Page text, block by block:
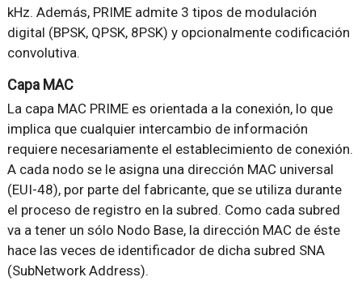
kHz. Además, PRIME admite 3 tipos de modulación
digital (BPSK, QPSK, 8PSK) y opcionalmente codificación
convolutiva.
Capa MAC
La capa MAC PRIME es orientada a la conexión, lo que
implica que cualquier intercambio de información
requiere necesariamente el establecimiento de conexión.
A cada nodo se le asigna una dirección MAC universal
(EUI-48), por parte del fabricante, que se utiliza durante
el proceso de registro en la subred. Como cada subred
va a tener un sólo Nodo Base, la dirección MAC de éste
hace las veces de identificador de dicha subred SNA
(SubNetwork Address).